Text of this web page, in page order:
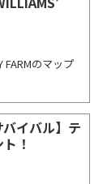
FARMのマップ
バイバル】テ
！